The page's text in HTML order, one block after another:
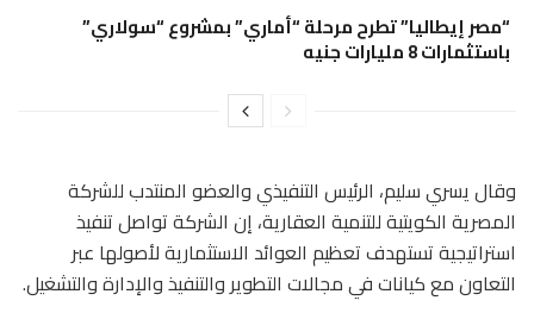
“مصر إيطاليا” تطرح مرحلة “أماري” بمشروع “سولاري”
باستثمارات 8 مليارات جنيه
وقال يسري سليم، الرئيس التنفيذي والعضو المنتدب للشركة
المصرية الكويتية للتنمية العقارية، إن الشركة تواصل تنفيذ
استراتيجية تستهدف تعظيم العوائد الاستثمارية لأصولها عبر
التعاون مع كيانات في مجالات التطوير والتنفيذ والإدارة والتشغيل.